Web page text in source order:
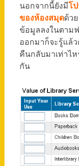
นอกจากนี้ยังมีโ
ของห้องสมุดด้ว
ข้อมูลลงในตาม
ออกมาก็จะรู้แล้
คืนกลับมาเท่าไ
กัน